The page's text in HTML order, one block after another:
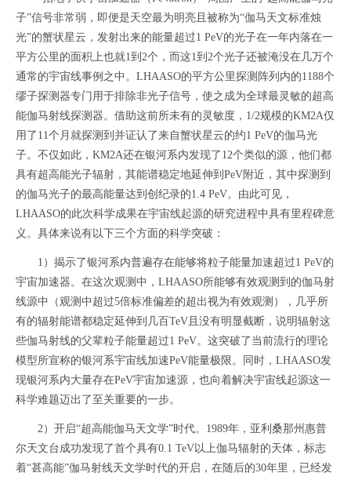
子”信号非常弱，即便是天空最为明亮且被称为“伽马天文标准烛
光”的蟹状星云，发射出来的能量超过1 PeV的光子在一年内落在一
平方公里的面积上也就1到2个，而这1到2个光子还被淹没在几万个
通常的宇宙线事例之中。LHAASO的平方公里探测阵列内的1188个
缪子探测器专门用于排除非光子信号，使之成为全球最灵敏的超高
能伽马射线探测器。借助这前所未有的灵敏度，1/2规模的KM2A仅
用了11个月就探测到并证认了来自蟹状星云的约1 PeV的伽马光
子。不仅如此，KM2A还在银河系内发现了12个类似的源，他们都
具有超高能光子辐射，其能谱稳定地延伸到PeV附近，其中探测到
的伽马光子的最高能量达到创纪录的1.4 PeV。由此可见，
LHAASO的此次科学成果在宇宙线起源的研究进程中具有里程碑意
义。具体来说有以下三个方面的科学突破：
1）揭示了银河系内普遍存在能够将粒子能量加速超过1 PeV的
宇宙加速器。在这次观测中，LHAASO所能够有效观测到的伽马射
线源中（观测中超过5倍标准偏差的超出视为有效观测），几乎所
有的辐射能谱都稳定延伸到几百TeV且没有明显截断，说明辐射这
些伽马射线的父辈粒子能量超过1 PeV。这突破了当前流行的理论
模型所宣称的银河系宇宙线加速PeV能量极限。同时，LHAASO发
现银河系内大量存在PeV宇宙加速源，也向着解决宇宙线起源这一
科学难题迈出了至关重要的一步。
2）开启“超高能伽马天文学”时代。1989年，亚利桑那州惠普
尔天文台成功发现了首个具有0.1 TeV以上伽马辐射的天体，标志
着“甚高能”伽马射线天文学时代的开启，在随后的30年里，已经发